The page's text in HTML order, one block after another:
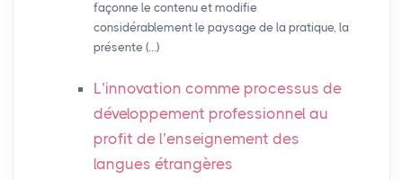
façonne le contenu et modifie
considérablement le paysage de la pratique, la
présente (…)
L’innovation comme processus de
développement professionnel au
profit de l’enseignement des
langues étrangères